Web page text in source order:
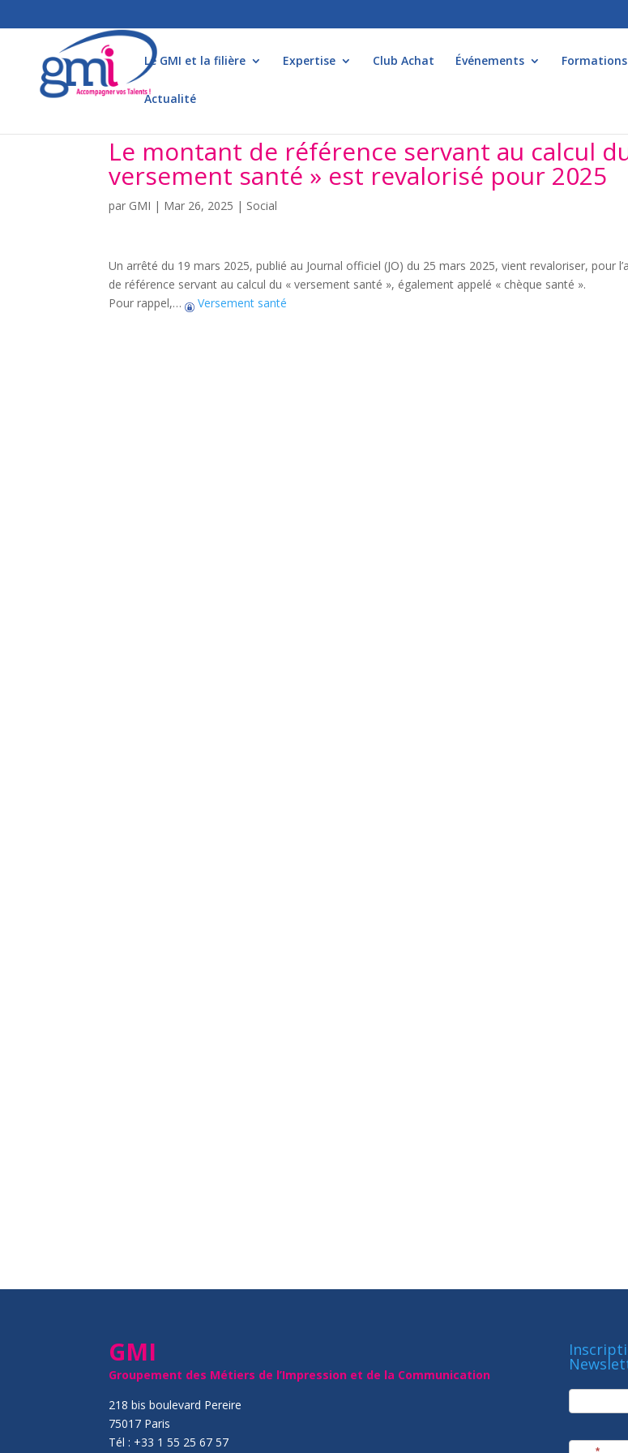
Le GMI et la filière Expertise Club Achat Événements Formations
Actualité
Le montant de référence servant au calcul
versement santé » est revalorisé pour 2025
par GMI | Mar 26, 2025 | Social
Un arrêté du 19 mars 2025, publié au Journal officiel (JO) du 25 mars 2025, vient revaloriser, pour
de référence servant au calcul du « versement santé », également appelé « chèque santé ».
Pour rappel,…
Versement santé
GMI
Groupement des Métiers de l’Impression et de la Communication
218 bis boulevard Pereire
75017 Paris
Tél : +33 1 55 25 67 57
newsletter